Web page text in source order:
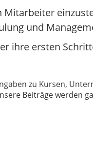
und
ihre ersten
zu Kursen,
Beiträge werden